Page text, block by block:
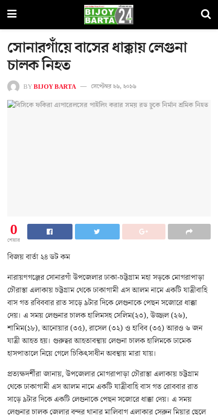
সোনারগাঁয়ে বাসের ধাক্কায় লেগুনা
চালক নিহত
BYBIJOY BARTA সেপ্টেম্বর ২৬, ২০১৬
0
শেয়ার
বিজয় বার্তা ২৪ ডট কম
নারায়ণগঞ্জের সোনারগাঁ উপজেলার ঢাকা-চট্টগ্রাম মহা সড়কে মোগরাপাড়া
চৌরাস্তা এলাকায় চট্টগ্রাম থেকে ঢাকাগামী এস আলম নামে একটি যাত্রীবাহি
বাস গত রবিববার রাত সাড়ে ৯টার দিকে লেগুনাকে পেছন সজোরে ধাক্কা
দেয়। এ সময় লেগুনার চালক হালিমসহ সেলিম(২৩), উজ্জল (২৬),
শামিম(১৮), আনোয়ার (৩৫), রাসেল (৩২) ও হাবিব (৩৫) আরও ৬ জন
যাত্রী আহত হয়। গুরুত্বর আহতাবস্থায় লেগুনা চালক হালিমকে ঢামেক
হাসপাতালে নিয়ে গেলে চিকিৎসাধীন অবস্থায় মারা যায়।
প্রত্যক্ষদর্শীরা জানায়, উপজেলার মোগরাপাড়া চৌরাস্তা এলাকায় চট্টগ্রাম
থেকে ঢাকাগামী এস আলম নামে একটি যাত্রীবাহি বাস গত রোববার রাত
সাড়ে ৯টার দিকে একটি লেগুনাকে পেছন সজোরে ধাক্কা দেয়। এ সময়
লেগুনার চালক জেলার বন্দর থানার মালিবাগ এলাকার সেরুন মিয়ার ছেলে